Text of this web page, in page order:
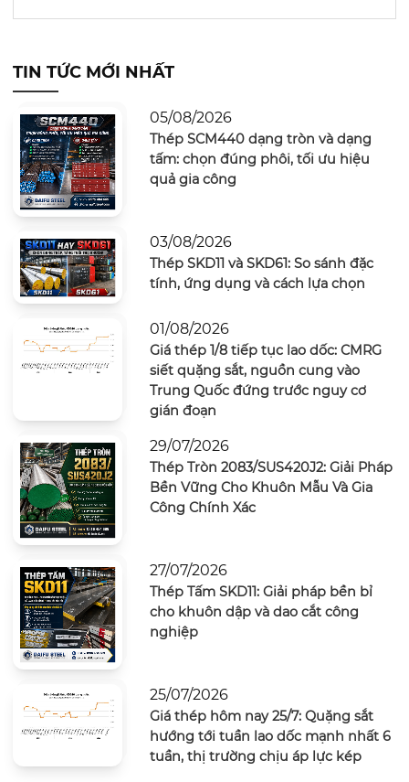
TIN TỨC MỚI NHẤT
05/08/2026
Thép SCM440 dạng tròn và dạng
tấm: chọn đúng phôi, tối ưu hiệu
quả gia công
03/08/2026
Thép SKD11 và SKD61: So sánh đặc
tính, ứng dụng và cách lựa chọn
01/08/2026
Giá thép 1/8 tiếp tục lao dốc: CMRG
siết quặng sắt, nguồn cung vào
Trung Quốc đứng trước nguy cơ
gián đoạn
29/07/2026
Thép Tròn 2083/SUS420J2: Giải Pháp
Bền Vững Cho Khuôn Mẫu Và Gia
Công Chính Xác
27/07/2026
Thép Tấm SKD11: Giải pháp bền bỉ
cho khuôn dập và dao cắt công
nghiệp
25/07/2026
Giá thép hôm nay 25/7: Quặng sắt
hướng tới tuần lao dốc mạnh nhất 6
tuần, thị trường chịu áp lực kép